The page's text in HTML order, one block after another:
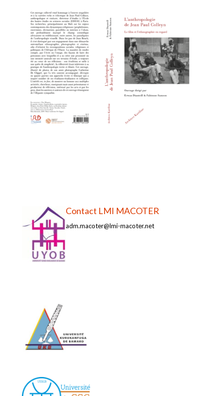
Contact LMI MACOTER
adm.macoter@lmi-macoter.net